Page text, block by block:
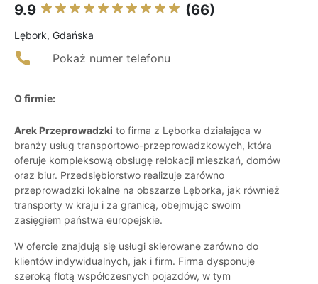
9.9 (66)
Lębork, Gdańska
Pokaż numer telefonu
O firmie:
Arek Przeprowadzki to firma z Lęborka działająca w
branży usług transportowo-przeprowadzkowych, która
oferuje kompleksową obsługę relokacji mieszkań, domów
oraz biur. Przedsiębiorstwo realizuje zarówno
przeprowadzki lokalne na obszarze Lęborka, jak również
transporty w kraju i za granicą, obejmując swoim
zasięgiem państwa europejskie.
W ofercie znajdują się usługi skierowane zarówno do
klientów indywidualnych, jak i firm. Firma dysponuje
szeroką flotą współczesnych pojazdów, w tym